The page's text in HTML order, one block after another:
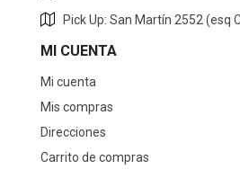
Pick Up: San Martín 2552 (esq
MI CUENTA
Mi cuenta
Mis compras
Direcciones
Carrito de compras